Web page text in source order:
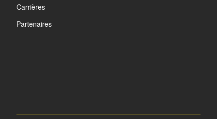
Carrières
Partenaires